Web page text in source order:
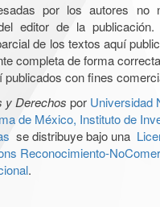
por los autores no
editor de la
de los textos aquí
completa de forma
publicados con fines
y Derechos por Universidad
de México, Instituto de
se distribuye bajo una
Reconocimiento-
.